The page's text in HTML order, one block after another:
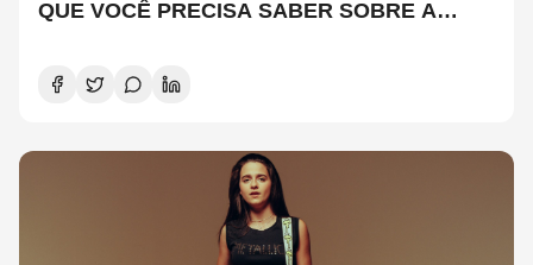
QUE VOCÊ PRECISA SABER SOBRE A